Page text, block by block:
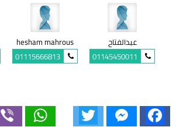
عبدالفتاح
01145450011
hesham mahrous
01115666813
Facebook
Messenger
WhatsApp